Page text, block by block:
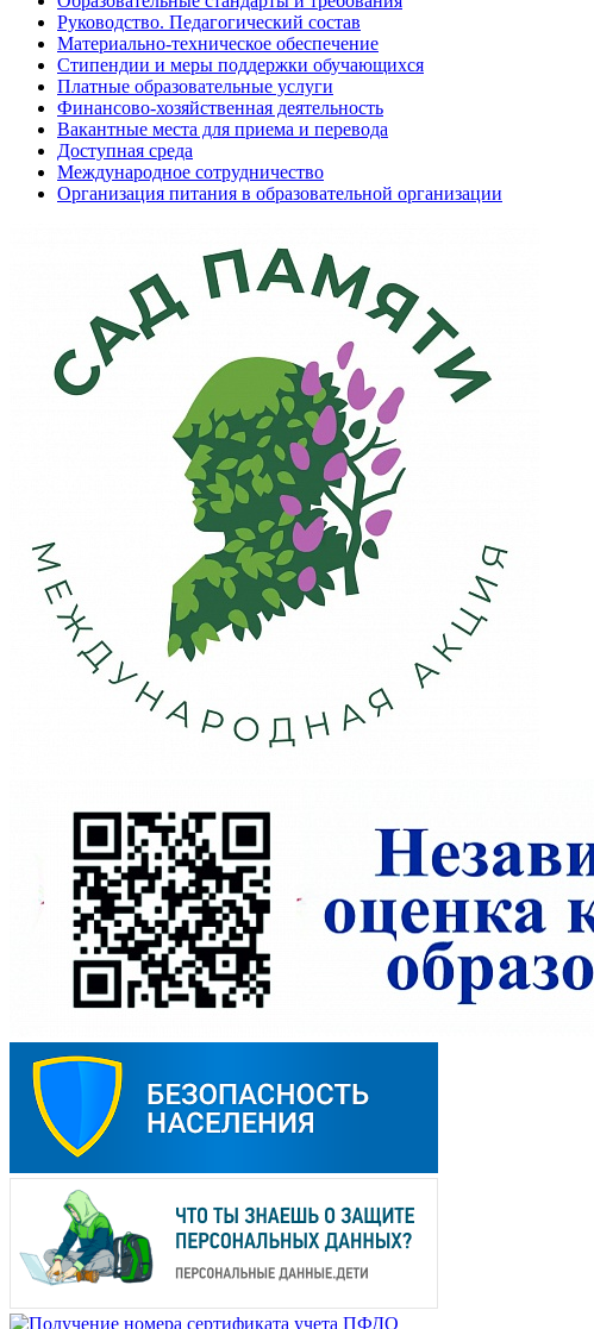
Руководство. Педагогический состав
Материально-техническое обеспечение
Стипендии и меры поддержки обучающихся
Платные образовательные услуги
Финансово-хозяйственная деятельность
Вакантные места для приема и перевода
Доступная среда
Международное сотрудничество
Организация питания в образовательной организации